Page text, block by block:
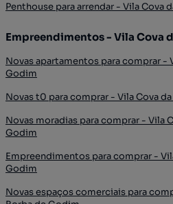
Penthouse para arrendar - Vila Cova
Empreendimentos - Vila Cova
Novas apartamentos para comprar -
Godim
Novas t0 para comprar - Vila Cova
Novas moradias para comprar - Vila
Godim
Empreendimentos para comprar -
Godim
Novas espaços comerciais para